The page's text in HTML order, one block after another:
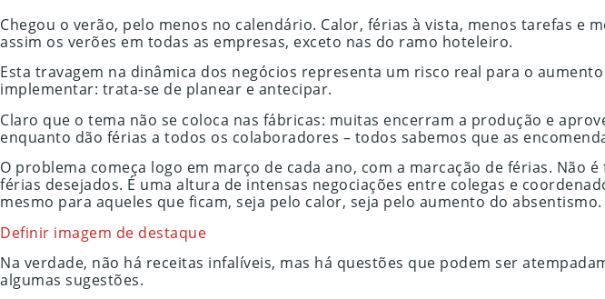
Chegou o verão, pelo menos no calendário. Calor, férias à vista, menos tarefas
assim os verões em todas as empresas, exceto nas do ramo hoteleiro.
Esta travagem na dinâmica dos negócios representa um risco real para o
implementar: trata-se de planear e antecipar.
Claro que o tema não se coloca nas fábricas: muitas encerram a produção e
enquanto dão férias a todos os colaboradores – todos sabemos que as
O problema começa logo em março de cada ano, com a marcação de férias.
férias desejados. É uma altura de intensas negociações entre colegas e
mesmo para aqueles que ficam, seja pelo calor, seja pelo aumento do absentismo.
Definir imagem de destaque
Na verdade, não há receitas infalíveis, mas há questões que podem ser
algumas sugestões.